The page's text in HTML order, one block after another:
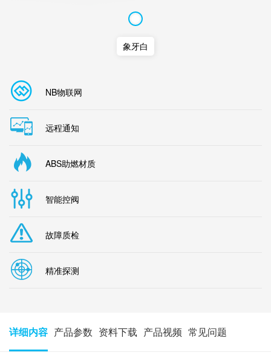
象牙白
NB物联网
远程通知
ABS助燃材质
智能控阀
故障质检
精准探测
详细内容 产品参数 资料下载 产品视频 常见问题